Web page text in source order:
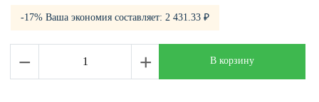
-17% Ваша экономия составляет: 2 431.33 ₽
− + В корзину